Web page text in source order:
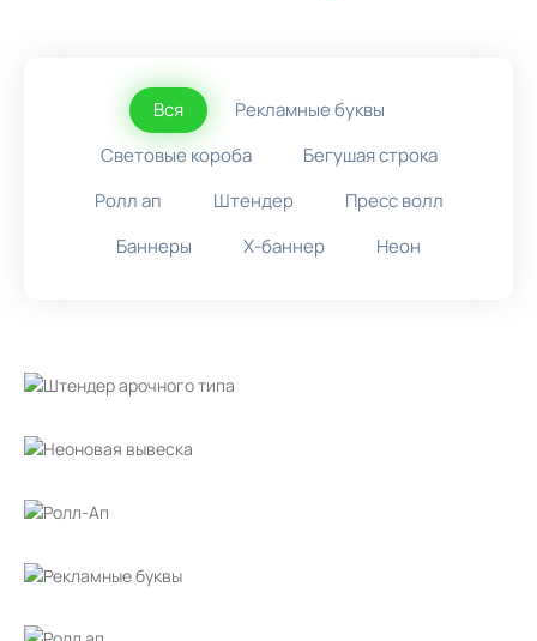
Вся
Рекламные буквы
Световые короба
Бегушая строка
Ролл ап
Штендер
Пресс волл
Баннеры
X-баннер Неон